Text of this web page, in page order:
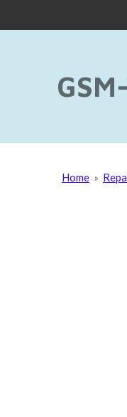
hoofdinhoud
Home »